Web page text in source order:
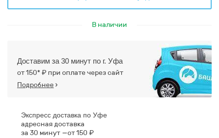
В наличии
Доставим за 30 минут по г. Уфа
от 150* ₽ при оплате через сайт
Подробнее ›
Экспресс доставка по Уфе
адресная доставка
за 30 минут
от 150 ₽